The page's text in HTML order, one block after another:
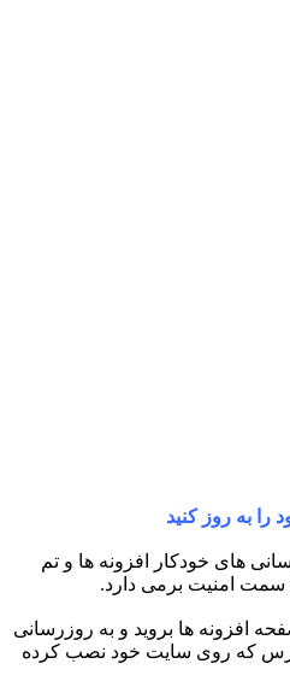
به روز کنید
روزرسانی های خودکار افزونه ها و تم
امنیت برمی دارد.
افزونه ها بروید و به روزرسانی
که روی سایت خود نصب کرده